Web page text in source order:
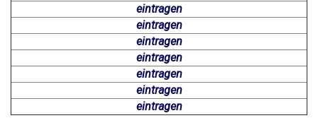
eintragen
eintragen
eintragen
eintragen
eintragen
eintragen
eintragen